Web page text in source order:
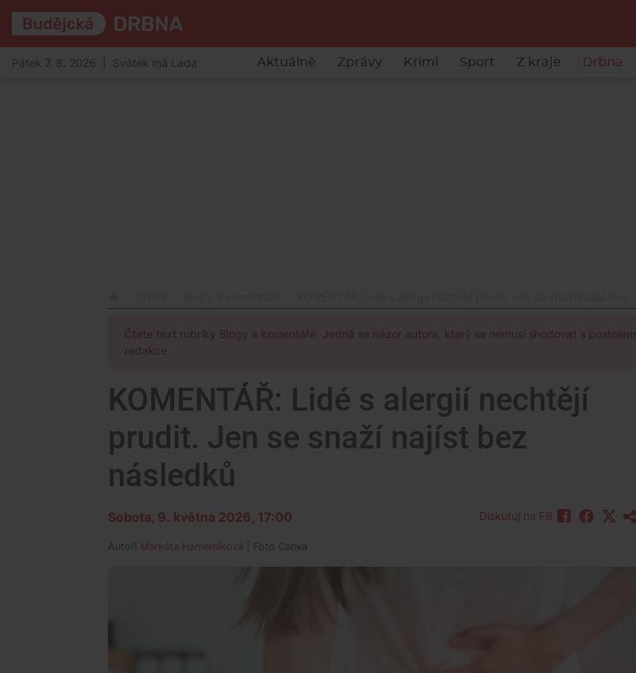
Pátek 7. 8. 2026 | Svátek má Lada Aktuálně Zprávy Krimi Sport Z kraje Drbna
Čtete text rubriky Blogy a komentáře. Jedná se názor autora, který se nemusí shodovat s postojem
redakce.
KOMENTÁŘ: Lidé s alergií nechtějí
prudit. Jen se snaží najíst bez
následků
Sobota, 9. května 2026, 17:00 Diskutuj na FB
Autoři Markéta Hamerníková | Foto Canva